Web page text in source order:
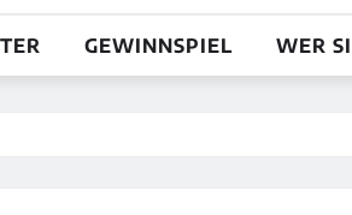
GEWINNSPIEL WER